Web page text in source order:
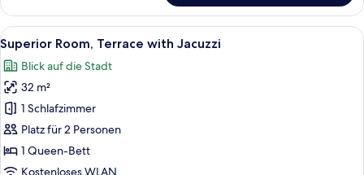
Room,
Terrace
with
Jacuzzi
Alle
Fotos
für
Superior
Room,
Terrace
with
Jacuzzi
Ein modernes Hotelzimmer mit
11
Superior Room, Terrace with Jacuzzi
Blick auf die Stadt
32 m²
1 Schlafzimmer
Platz für 2 Personen
1 Queen-Bett
Kostenloses WLAN